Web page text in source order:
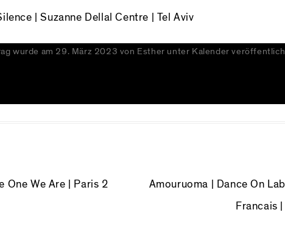
| Suzanne Dellal Centre | Tel Aviv
wurde am 29. März 2023 von Esther unter Kalender
One We Are | Paris 2
Amouruoma | Dance On
Francais